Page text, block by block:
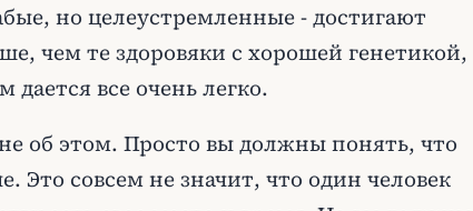
но целеустремленные - достигают
чем те здоровяки с хорошей генетикой,
все очень легко.
об этом. Просто вы должны понять, что
Это совсем не значит, что один человек